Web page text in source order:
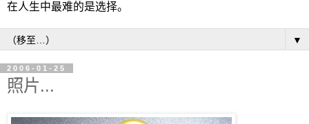
在人生中最难的是选择。
▼
2006-01-25
照片...